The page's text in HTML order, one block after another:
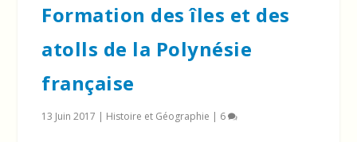
Formation des îles et des
atolls de la Polynésie
française
13 Juin 2017 | Histoire et Géographie | 6